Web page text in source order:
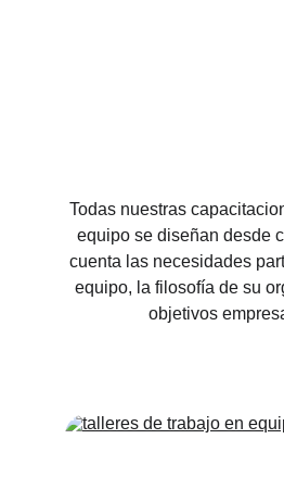
Todas nuestras
equipo se diseñan desde
cuenta las necesidades
equipo, la filosofía de su
objetivos